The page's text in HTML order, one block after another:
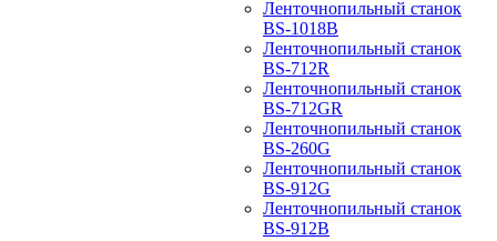
Ленточнопильный станок
BS-1018B
Ленточнопильный станок
BS-712R
Ленточнопильный станок
BS-712GR
Ленточнопильный станок
BS-260G
Ленточнопильный станок
BS-912G
Ленточнопильный станок
BS-912В